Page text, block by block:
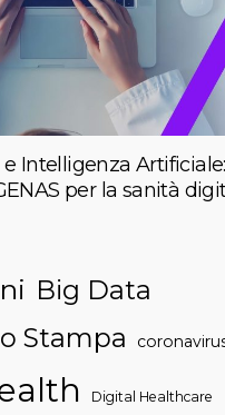
Intelligenza Artificiale:
per la sanità
Big Data
Stampa
Digital Healthcare